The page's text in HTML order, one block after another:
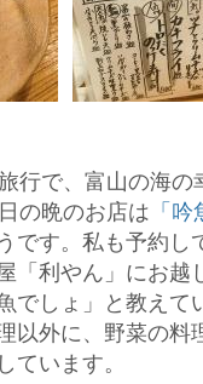
行で、富山の海
の晩のお店は 「
です。私も予約し
「利やん」にお越
でしょ」と教えて
以外に、野菜の料
ています。